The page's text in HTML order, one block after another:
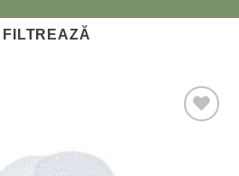
FILTREAZĂ